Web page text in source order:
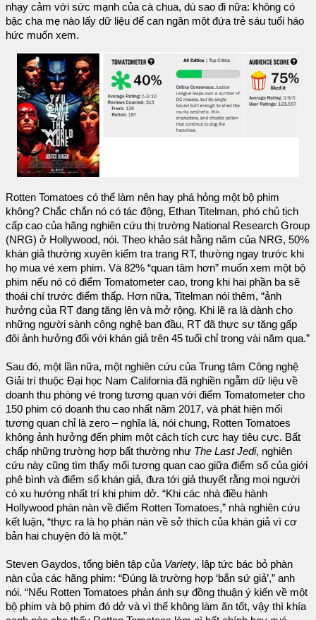
nhạy cảm với sức mạnh của cà chua, dù sao đi nữa: không có
bậc cha mẹ nào lấy dữ liệu để can ngăn một đứa trẻ sáu tuổi háo
hức muốn xem.
Rotten Tomatoes có thể làm nên hay phá hỏng một bộ phim
không? Chắc chắn nó có tác động, Ethan Titelman, phó chủ tịch
cấp cao của hãng nghiên cứu thị trường National Research Group
(NRG) ở Hollywood, nói. Theo khảo sát hằng năm của NRG, 50%
khán giả thường xuyên kiểm tra trang RT, thường ngay trước khi
họ mua vé xem phim. Và 82% “quan tâm hơn” muốn xem một bộ
phim nếu nó có điểm Tomatometer cao, trong khi hai phần ba sẽ
thoái chí trước điểm thấp. Hơn nữa, Titelman nói thêm, “ảnh
hưởng của RT đang tăng lên và mở rộng. Khi lẽ ra là dành cho
những người sành công nghệ ban đầu, RT đã thực sự tăng gấp
đôi ảnh hưởng đối với khán giả trên 45 tuổi chỉ trong vài năm qua.”
Sau đó, một lần nữa, một nghiên cứu của Trung tâm Công nghệ
Giải trí thuộc Đại học Nam California đã nghiền ngẫm dữ liệu về
doanh thu phòng vé trong tương quan với điểm Tomatometer cho
150 phim có doanh thu cao nhất năm 2017, và phát hiện mối
tương quan chỉ là zero – nghĩa là, nói chung, Rotten Tomatoes
không ảnh hưởng đến phim một cách tích cực hay tiêu cực. Bất
chấp những trường hợp bất thường như The Last Jedi, nghiên
cứu này cũng tìm thấy mối tương quan cao giữa điểm số của giới
phê bình và điểm số khán giả, đưa tới giả thuyết rằng mọi người
có xu hướng nhất trí khi phim dở. “Khi các nhà điều hành
Hollywood phàn nàn về điểm Rotten Tomatoes,” nhà nghiên cứu
kết luận, “thực ra là họ phàn nàn về sở thích của khán giả vì cơ
bản hai chuyện đó là một.”
Steven Gaydos, tổng biên tập của Variety, lập tức bác bỏ phàn
nàn của các hãng phim: “Đúng là trường hợp ‘bắn sứ giả’,” anh
nói. “Nếu Rotten Tomatoes phản ánh sự đồng thuận ý kiến về một
bộ phim và bộ phim đó dở và vì thế không làm ăn tốt, vậy thì khía